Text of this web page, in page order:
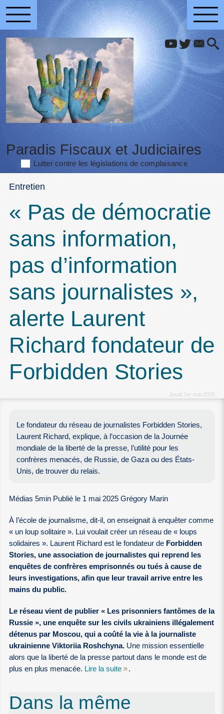
Paradis Fiscaux et Judiciaires
Lutter contre les législations de complaisance
Entretien
« Pas de démocratie
sans information,
pas d’information
sans journalistes »,
alerte Laurent
Richard fondateur de
Forbidden Stories
Jeudi 1er mai 2025
Le fondateur du réseau de journalistes Forbidden Stories,
Laurent Richard, explique, à l’occasion de la Journée
mondiale de la liberté de la presse, l’utilité pour les
confrères menacés, de Russie, de Gaza ou des États-
Unis, de trouver du relais.
Médias 5min Publié le 1 mai 2025 Grégory Marin
À l’école de journalisme, dit-il, on enseignait à enquêter comme
« un loup solitaire ». Lui voulait créer un réseau de « loups
solidaires ». Laurent Richard est le fondateur de Forbidden
Stories, une association de journalistes qui reprend les
enquêtes de confrères emprisonnés ou tués à cause de
leurs investigations, afin que leur travail arrive entre les
mains du public.
Le réseau vient de publier « Les prisonniers fantômes de la
Russie », une enquête sur les civils ukrainiens illégalement
détenus par Moscou, qui a coûté la vie à la journaliste
ukrainienne Viktoriia Roshchyna. Une mission essentielle
alors que la liberté de la presse partout dans le monde est de
plus en plus menacée. Lire la suite .
Dans la même